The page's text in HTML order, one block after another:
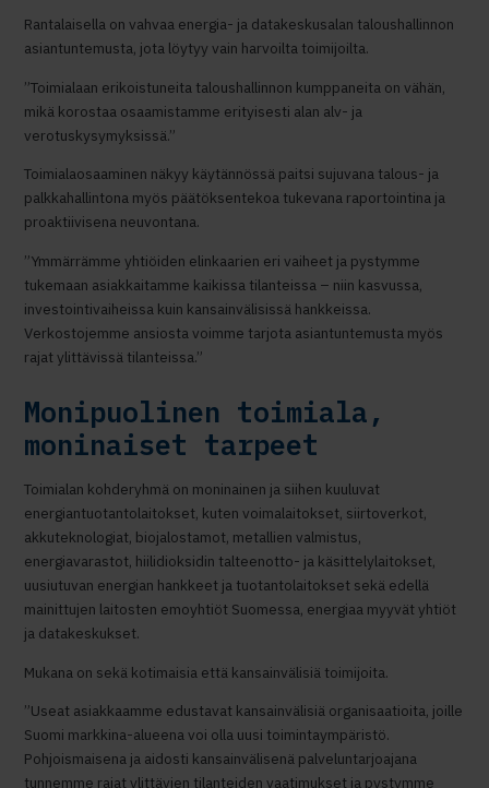
Rantalaisella on vahvaa energia- ja datakeskusalan taloushallinnon
asiantuntemusta, jota löytyy vain harvoilta toimijoilta.
”Toimialaan erikoistuneita taloushallinnon kumppaneita on vähän,
mikä korostaa osaamistamme erityisesti alan alv- ja
verotuskysymyksissä.”
Toimialaosaaminen näkyy käytännössä paitsi sujuvana talous- ja
palkkahallintona myös päätöksentekoa tukevana raportointina ja
proaktiivisena neuvontana.
”Ymmärrämme yhtiöiden elinkaarien eri vaiheet ja pystymme
tukemaan asiakkaitamme kaikissa tilanteissa – niin kasvussa,
investointivaiheissa kuin kansainvälisissä hankkeissa.
Verkostojemme ansiosta voimme tarjota asiantuntemusta myös
rajat ylittävissä tilanteissa.”
Monipuolinen toimiala,
moninaiset tarpeet
Toimialan kohderyhmä on moninainen ja siihen kuuluvat
energiantuotantolaitokset, kuten voimalaitokset, siirtoverkot,
akkuteknologiat, biojalostamot, metallien valmistus,
energiavarastot, hiilidioksidin talteenotto- ja käsittelylaitokset,
uusiutuvan energian hankkeet ja tuotantolaitokset sekä edellä
mainittujen laitosten emoyhtiöt Suomessa, energiaa myyvät yhtiöt
ja datakeskukset.
Mukana on sekä kotimaisia että kansainvälisiä toimijoita.
”Useat asiakkaamme edustavat kansainvälisiä organisaatioita, joille
Suomi markkina-alueena voi olla uusi toimintaympäristö.
Pohjoismaisena ja aidosti kansainvälisenä palveluntarjoajana
tunnemme rajat ylittävien tilanteiden vaatimukset ja pystymme